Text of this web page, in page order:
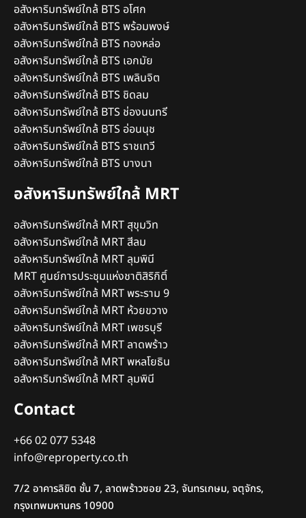
อสังหาริมทรัพย์ใกล้ BTS อโศก
อสังหาริมทรัพย์ใกล้ BTS พร้อมพงษ์
อสังหาริมทรัพย์ใกล้ BTS ทองหล่อ
อสังหาริมทรัพย์ใกล้ BTS เอกมัย
อสังหาริมทรัพย์ใกล้ BTS เพลินจิต
อสังหาริมทรัพย์ใกล้ BTS ชิดลม
อสังหาริมทรัพย์ใกล้ BTS ช่องนนทรี
อสังหาริมทรัพย์ใกล้ BTS อ่อนนุช
อสังหาริมทรัพย์ใกล้ BTS ราชเทวี
อสังหาริมทรัพย์ใกล้ BTS บางนา
อสังหาริมทรัพย์ใกล้ MRT
อสังหาริมทรัพย์ใกล้ MRT สุขุมวิท
อสังหาริมทรัพย์ใกล้ MRT สีลม
อสังหาริมทรัพย์ใกล้ MRT ลุมพินี
MRT ศูนย์การประชุมแห่งชาติสิริกิติ์
อสังหาริมทรัพย์ใกล้ MRT พระราม 9
อสังหาริมทรัพย์ใกล้ MRT ห้วยขวาง
อสังหาริมทรัพย์ใกล้ MRT เพชรบุรี
อสังหาริมทรัพย์ใกล้ MRT ลาดพร้าว
อสังหาริมทรัพย์ใกล้ MRT พหลโยธิน
อสังหาริมทรัพย์ใกล้ MRT ลุมพินี
Contact
+66 02 077 5348
info@reproperty.co.th
7/2 อาคารลิขิต ชั้น 7, ลาดพร้าวซอย 23, จันทรเกษม, จตุจักร,
กรุงเทพมหานคร 10900